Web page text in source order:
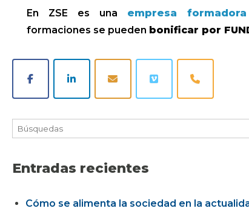
En ZSE es una empresa
formaciones se pueden bonificar por
Entradas recientes
Cómo se alimenta la sociedad en la